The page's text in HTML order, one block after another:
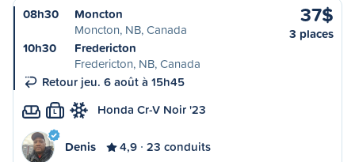
08h30
Moncton
Moncton, NB, Canada
10h30
Fredericton
Fredericton, NB, Canada
Retour jeu. 6 août à 15h45
37$
3 places
L Honda Cr-V Noir '23
Denis 4,9 23 conduits